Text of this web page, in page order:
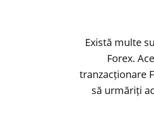
Există multe
Forex.
tranzacționare
să urmăriți